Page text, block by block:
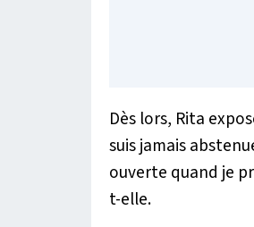
Dès lors, Rita
suis jamais
ouverte quand je
t-elle.